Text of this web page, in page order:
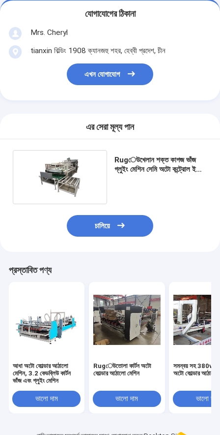
যোগাযোগের ঠিকানা
Mrs. Cheryl
tianxin বিল্ডিং 1908 ক্যানজহু শহর, হেব্বী প্রদেশ, চীন
এখন যোগাযোগ
এর সেরা মূল্য পান
Rugেউখেলান শক্ত কাগজ ভাঁজ
গ্লুইং মেশিন সেমি অটো কন্ট্রোল ইজি
চালিয়ে
প্রস্তাবিত পণ্য
আধা অটো ফোল্ডার আঠালো
মেশিন, 3.2 কেডব্লিউ কার্টন
ভাঁজ এবং গ্লুইং মেশিন
ভালো দাম
Rugেউতোলা কার্টন অটো
ফোল্ডার আঠালো মেশিন
ভালো দাম
সমন্বয় সহ 380v
অটো ফোল্ডার আঠালো
ভালো দাম